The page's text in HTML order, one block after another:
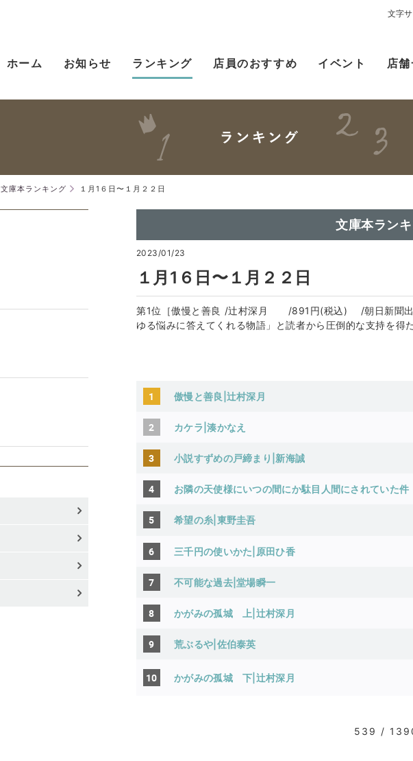
文字
ホーム お知らせ ランキング 店員のおすすめ イベント 店
文庫本ランキング １月1６日〜１月２２日
文庫本ラン
2023/01/23
１月1６日〜１月２２日
第1位［傲慢と善良 /辻村深月 /891円(税込) /朝日新聞出
ゆる悩みに答えてくれる物語」と読者から圧倒的な支持を得
1 傲慢と善良|辻村深月
2 カケラ|湊かなえ
3 小説すずめの戸締まり|新海誠
4 お隣の天使様にいつの間にか駄目人間にされていた
5 希望の糸|東野圭吾
6 三千円の使いかた|原田ひ香
7 不可能な過去|堂場瞬一
8 かがみの孤城 上|辻村深月
9 荒ぶるや|佐伯泰英
10 かがみの孤城 下|辻村深月
539 /